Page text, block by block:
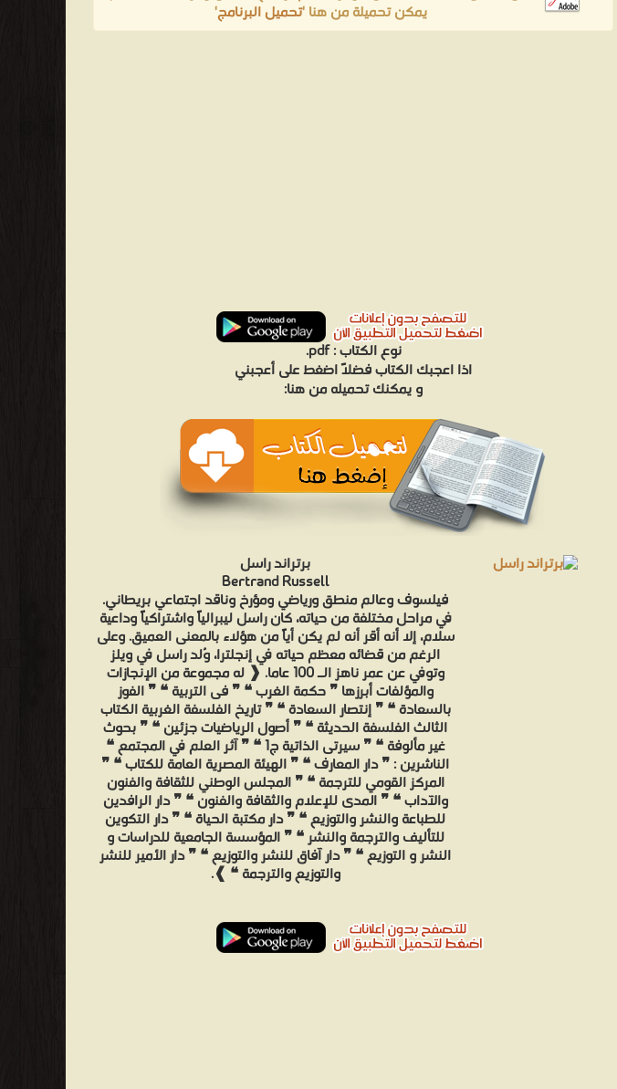
يمكن تحميلة من هنا 'تحميل البرنامج'
نوع الكتاب :pdf.
اذا اعجبك الكتاب فضلاً اضغط على أعجبني
و يمكنك تحميله من هنا:
برتراند راسل
Bertrand Russell
فيلسوف وعالم منطق ورياضي ومؤرخ وناقد اجتماعي بريطاني.
في مراحل مختلفة من حياته، كان راسل ليبرالياً واشتراكياً وداعية
سلام، إلا أنه أقر أنه لم يكن أياً من هؤلاء بالمعنى العميق. وعلى
الرغم من قضائه معظم حياته في إنجلترا، وُلد راسل في ويلز
وتوفي عن عمر ناهز الـ 100 عاما. ❰ له مجموعة من الإنجازات
والمؤلفات أبرزها ❞ حكمة الغرب ❝ ❞ فى التربية ❝ ❞ الفوز
بالسعادة ❝ ❞ إنتصار السعادة ❝ ❞ تاريخ الفلسفة الغربية الكتاب
الثالث الفلسفة الحديثة ❝ ❞ أصول الرياضيات جزئين ❝ ❞ بحوث
غير مألوفة ❝ ❞ سيرتى الذاتية ج1 ❝ ❞ آثر العلم في المجتمع ❝
الناشرين : ❞ دار المعارف ❝ ❞ الهيئة المصرية العامة للكتاب ❝ ❞
المركز القومي للترجمة ❝ ❞ المجلس الوطني للثقافة والفنون
والآداب ❝ ❞ المدى للإعلام والثقافة والفنون ❝ ❞ دار الرافدين
للطباعة والنشر والتوزيع ❝ ❞ دار مكتبة الحياة ❝ ❞ دار التكوين
للتأليف والترجمة والنشر ❝ ❞ المؤسسة الجامعية للدراسات و
النشر و التوزيع ❝ ❞ دار آفاق للنشر والتوزيع ❝ ❞ دار الأمير للنشر
والتوزيع والترجمة ❝ ❱.